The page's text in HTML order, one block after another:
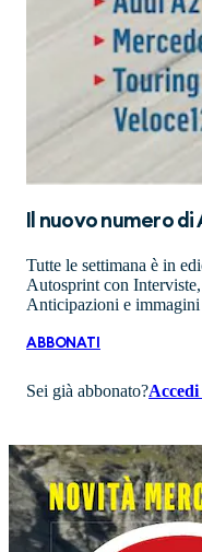
Il nuovo numero di
Tutte le settimana è in
Autosprint con
Anticipazioni e immagini
ABBONATI
Sei già abbonato?Accedi